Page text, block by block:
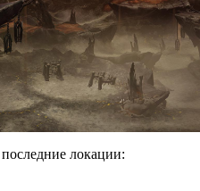
локации: